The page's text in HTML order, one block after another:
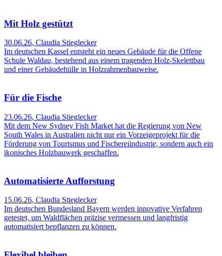
Mit Holz gestützt
30.06.26, Claudia Stieglecker
Im deutschen Kassel entsteht ein neues Gebäude für die Offene
Schule Waldau, bestehend aus einem tragenden Holz-Skelettbau
und einer Gebäudehülle in Holzrahmenbauweise.
Für die Fische
23.06.26, Claudia Stieglecker
Mit dem New Sydney Fish Market hat die Regierung von New
South Wales in Australien nicht nur ein Vorzeigeprojekt für die
Förderung von Tourismus und Fischereiindustrie, sondern auch ein
ikonisches Holzbauwerk geschaffen.
Automatisierte Aufforstung
15.06.26, Claudia Stieglecker
Im deutschen Bundesland Bayern werden innovative Verfahren
getestet, um Waldflächen präzise vermessen und langfristig
automatisiert bepflanzen zu können.